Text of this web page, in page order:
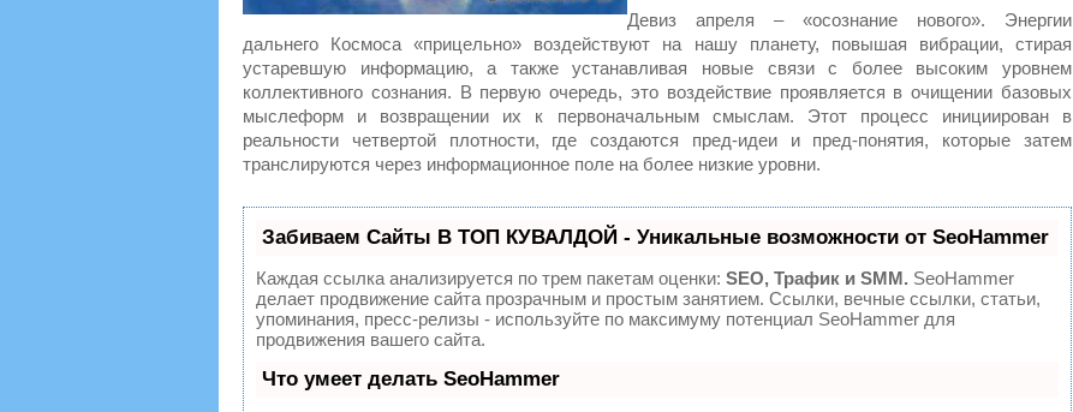
Девиз апреля – «осознание нового». Энергии
дальнего Космоса «прицельно» воздействуют на нашу планету, повышая вибрации, стирая
устаревшую информацию, а также устанавливая новые связи с более высоким уровнем
коллективного сознания. В первую очередь, это воздействие проявляется в очищении базовых
мыслеформ и возвращении их к первоначальным смыслам. Этот процесс инициирован в
реальности четвертой плотности, где создаются пред-идеи и пред-понятия, которые затем
транслируются через информационное поле на более низкие уровни.
Забиваем Сайты В ТОП КУВАЛДОЙ - Уникальные возможности от SeoHammer
Каждая ссылка анализируется по трем пакетам оценки: SEO, Трафик и SMM. SeoHammer
делает продвижение сайта прозрачным и простым занятием. Ссылки, вечные ссылки, статьи,
упоминания, пресс-релизы - используйте по максимуму потенциал SeoHammer для
продвижения вашего сайта.
Что умеет делать SeoHammer